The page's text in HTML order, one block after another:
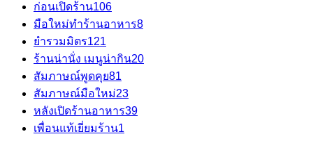
ก่อนเปิดร้าน106
มือใหม่ทำร้านอาหาร8
ยำรวมมิตร121
ร้านน่านั่ง เมนูน่ากิน20
สัมภาษณ์พูดคุย81
สัมภาษณ์มือใหม่23
หลังเปิดร้านอาหาร39
เพื่อนแท้เยี่ยมร้าน1